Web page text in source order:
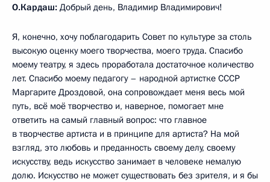
О.Кардаш: Добрый день, Владимир Владимирович!
Я, конечно, хочу поблагодарить Совет по культуре за столь
высокую оценку моего творчества, моего труда. Спасибо
моему театру, я здесь проработала достаточное количество
лет. Спасибо моему педагогу – народной артистке СССР
Маргарите Дроздовой, она сопровождает меня весь мой
путь, всё моё творчество и, наверное, помогает мне
ответить на самый главный вопрос: что главное
в творчестве артиста и в принципе для артиста? На мой
взгляд, это любовь и преданность своему делу, своему
искусству, ведь искусство занимает в человеке немалую
долю. Искусство не может существовать без зрителя, и я бы